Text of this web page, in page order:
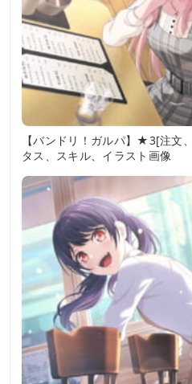
【バンドリ！ガルパ】★3[注文
タス、スキル、イラスト画像